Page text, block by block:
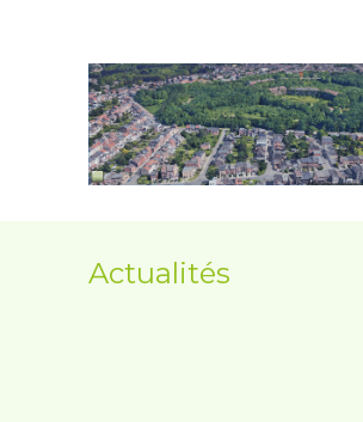
Actualités